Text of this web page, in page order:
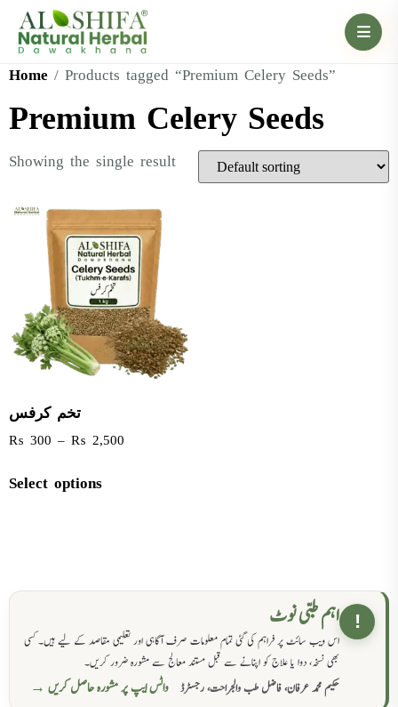
Home / Products tagged “Premium Celery Seeds”
Premium Celery Seeds
Showing the single result
تخم کرفس
₨ 300 – ₨ 2,500
Select options
! اہم طبی نوٹ
اس ویب سائٹ پر فراہم کی گئی تمام معلومات صرف آگاہی اور تعلیمی مقاصد کے لیے ہیں۔ کسی
بھی نسخہ، دوا یا علاج کو اپنانے سے قبل مستند معالج سے مشورہ ضرور کریں۔
حکیم محمد عرفان، فاضل طب والجراحت، رجسٹرڈ
واٹس ایپ پر مشورہ حاصل کریں →